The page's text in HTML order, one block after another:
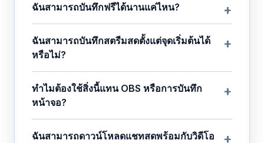
ฉันสามารถบันทึกฟรีได้นานแค่ไหน?
ฉันสามารถบันทึกสตรีมสดตั้งแต่จุดเริ่มต้นได้
หรือไม่?
ทำไมต้องใช้สิ่งนี้แทน OBS หรือการบันทึก
หน้าจอ?
ฉันสามารถดาวน์โหลดแชทสดพร้อมกับวิดีโอ